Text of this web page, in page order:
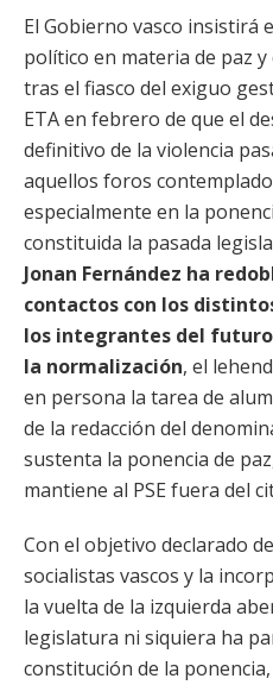
El Gobierno vasco insistirá
político en materia de paz
tras el fiasco del exiguo
ETA en febrero de que el
definitivo de la violencia
aquellos foros
especialmente en la
constituida la pasada
Jonan Fernández ha
contactos con los
los integrantes del
la normalización, el
en persona la tarea de
de la redacción del
sustenta la ponencia de
mantiene al PSE fuera del
Con el objetivo declarado
socialistas vascos y la
la vuelta de la izquierda
legislatura ni siquiera ha
constitución de la